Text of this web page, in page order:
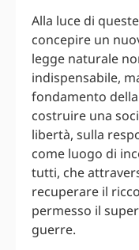
Alla luce di
concepire un
legge naturale
indispensabile,
fondamento
costruire una
libertà, sulla
come luogo di
tutti, che
recuperare il
permesso il
guerre.